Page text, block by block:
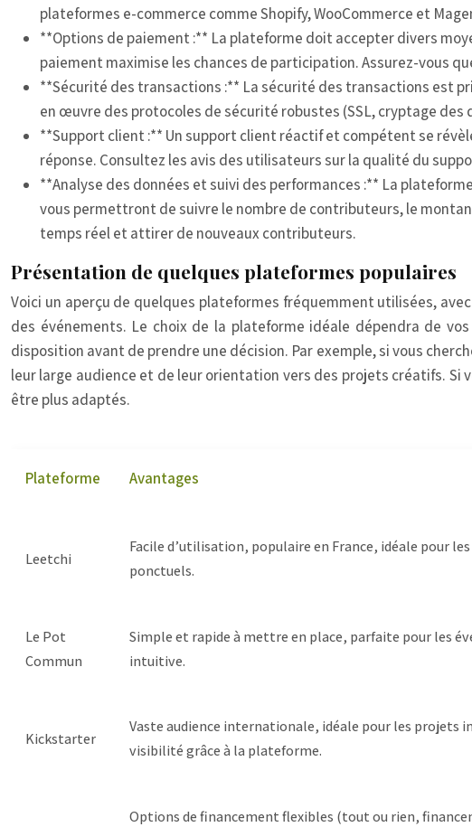
plateformes e-commerce comme Shopify, WooCommerce et
**Options de paiement :** La plateforme doit accepter divers
paiement maximise les chances de participation. Assurez-vous
**Sécurité des transactions :** La sécurité des transactions est
en œuvre des protocoles de sécurité robustes (SSL, cryptage
**Support client :** Un support client réactif et compétent se
réponse. Consultez les avis des utilisateurs sur la qualité du
**Analyse des données et suivi des performances :** La
vous permettront de suivre le nombre de contributeurs, le
temps réel et attirer de nouveaux contributeurs.
Présentation de quelques plateformes populaires
Voici un aperçu de quelques plateformes fréquemment utilisées,
des événements. Le choix de la plateforme idéale dépendra de
disposition avant de prendre une décision. Par exemple, si vous
leur large audience et de leur orientation vers des projets créatifs. Si
être plus adaptés.
Plateforme Avantages
Leetchi
Facile d’utilisation, populaire en France, idéale pour
ponctuels.
Le Pot
Commun
Simple et rapide à mettre en place, parfaite pour les
intuitive.
Kickstarter
Vaste audience internationale, idéale pour les projets
visibilité grâce à la plateforme.
Options de financement flexibles (tout ou rien,